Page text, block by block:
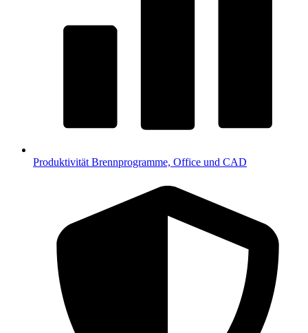
Produktivität Brennprogramme, Office und CAD